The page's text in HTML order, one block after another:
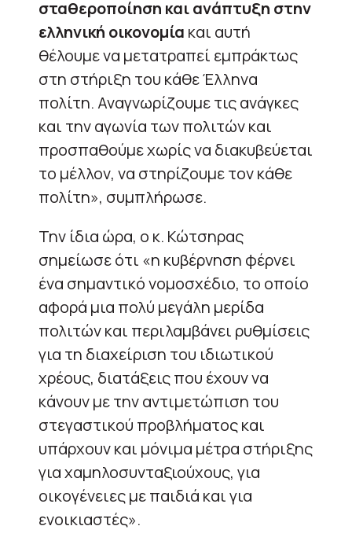
σταθεροποίηση και ανάπτυξη στην
ελληνική οικονομία και αυτή
θέλουμε να μετατραπεί εμπράκτως
στη στήριξη του κάθε Έλληνα
πολίτη. Αναγνωρίζουμε τις ανάγκες
και την αγωνία των πολιτών και
προσπαθούμε χωρίς να διακυβεύεται
το μέλλον, να στηρίζουμε τον κάθε
πολίτη», συμπλήρωσε.
Την ίδια ώρα, ο κ. Κώτσηρας
σημείωσε ότι «η κυβέρνηση φέρνει
ένα σημαντικό νομοσχέδιο, το οποίο
αφορά μια πολύ μεγάλη μερίδα
πολιτών και περιλαμβάνει ρυθμίσεις
για τη διαχείριση του ιδιωτικού
χρέους, διατάξεις που έχουν να
κάνουν με την αντιμετώπιση του
στεγαστικού προβλήματος και
υπάρχουν και μόνιμα μέτρα στήριξης
για χαμηλοσυνταξιούχους, για
οικογένειες με παιδιά και για
ενοικιαστές».